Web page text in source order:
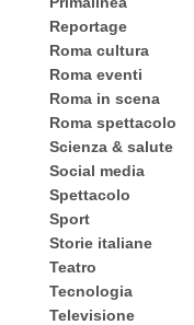
Reportage
Roma cultura
Roma eventi
Roma in scena
Roma spettacolo
Scienza & salute
Social media
Spettacolo
Sport
Storie italiane
Teatro
Tecnologia
Televisione